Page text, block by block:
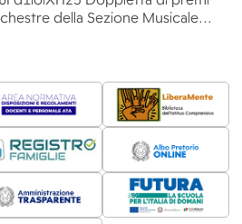
della Sezione Musicale…